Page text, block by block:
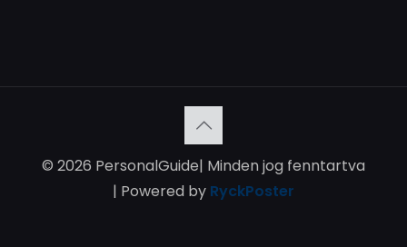
© 2026 PersonalGuide| Minden jog fenntartva
| Powered by RyckPoster